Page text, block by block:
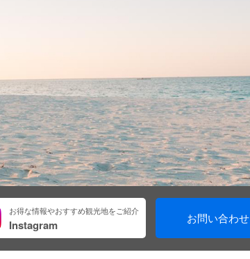
お得な情報やおすすめ観光地をご紹介
Instagram お問い合わせ